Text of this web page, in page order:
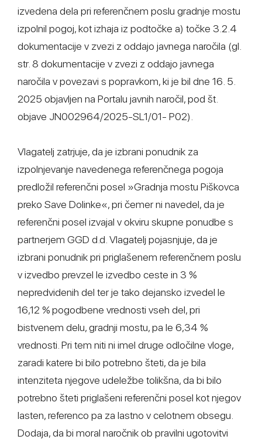
izvedena dela pri referenčnem poslu gradnje mostu
izpolnil pogoj, kot izhaja iz podtočke a) točke 3.2.4
dokumentacije v zvezi z oddajo javnega naročila (gl.
str. 8 dokumentacije v zvezi z oddajo javnega
naročila v povezavi s popravkom, ki je bil dne 16. 5.
2025 objavljen na Portalu javnih naročil, pod št.
objave JN002964/2025-SL1/01- P02).
Vlagatelj zatrjuje, da je izbrani ponudnik za
izpolnjevanje navedenega referenčnega pogoja
predložil referenčni posel »Gradnja mostu Piškovca
preko Save Dolinke«, pri čemer ni navedel, da je
referenčni posel izvajal v okviru skupne ponudbe s
partnerjem GGD d.d. Vlagatelj pojasnjuje, da je
izbrani ponudnik pri priglašenem referenčnem poslu
v izvedbo prevzel le izvedbo ceste in 3 %
nepredvidenih del ter je tako dejansko izvedel le
16,12 % pogodbene vrednosti vseh del, pri
bistvenem delu, gradnji mostu, pa le 6,34 %
vrednosti. Pri tem niti ni imel druge odločilne vloge,
zaradi katere bi bilo potrebno šteti, da je bila
intenziteta njegove udeležbe tolikšna, da bi bilo
potrebno šteti priglašeni referenčni posel kot njegov
lasten, referenco pa za lastno v celotnem obsegu.
Dodaja, da bi moral naročnik ob pravilni ugotovitvi